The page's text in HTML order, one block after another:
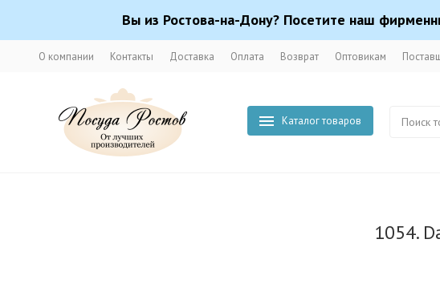
Вы из Ростова-на-Дону? Посетите наш
О компании Контакты Доставка Оплата Возврат Оптовикам
Каталог товаров
1054.